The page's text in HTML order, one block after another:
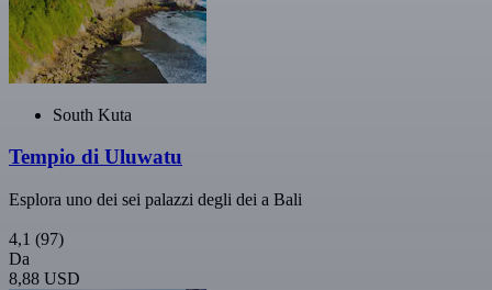
South Kuta
Tempio di Uluwatu
Esplora uno dei sei palazzi degli dei a Bali
4,1 (97)
Da
8,88 USD